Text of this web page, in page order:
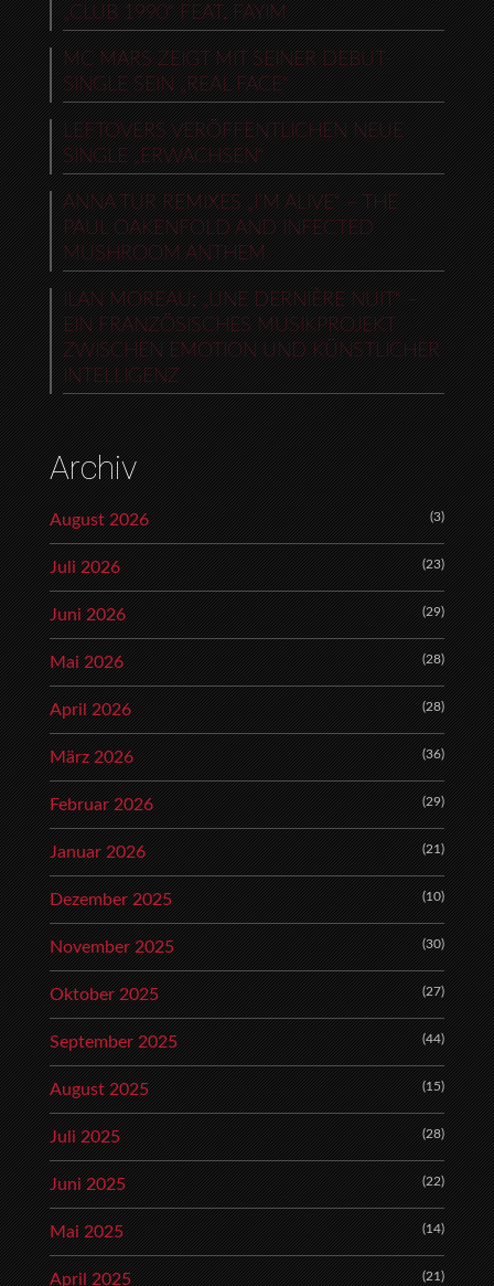
„CLUB 1990“ FEAT. FAYIM
MC MARS ZEIGT MIT SEINER DEBUT-
SINGLE SEIN „REAL FACE“
LEFTOVERS VERÖFFENTLICHEN NEUE
SINGLE „ERWACHSEN“
ANNA TUR REMIXES „I’M ALIVE“ – THE
PAUL OAKENFOLD AND INFECTED
MUSHROOM ANTHEM
ILAN MOREAU: „UNE DERNIÈRE NUIT“ –
EIN FRANZÖSISCHES MUSIKPROJEKT
ZWISCHEN EMOTION UND KÜNSTLICHER
INTELLIGENZ
Archiv
August 2026 (3)
Juli 2026 (23)
Juni 2026 (29)
Mai 2026 (28)
April 2026 (28)
März 2026 (36)
Februar 2026 (29)
Januar 2026 (21)
Dezember 2025 (10)
November 2025 (30)
Oktober 2025 (27)
September 2025 (44)
August 2025 (15)
Juli 2025 (28)
Juni 2025 (22)
Mai 2025 (14)
April 2025 (21)